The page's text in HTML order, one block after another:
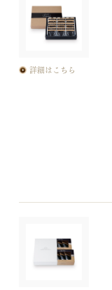
詳細はこちら